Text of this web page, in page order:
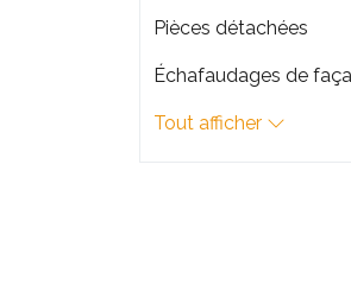
Pièces détachées
Échafaudages de
Tout afficher